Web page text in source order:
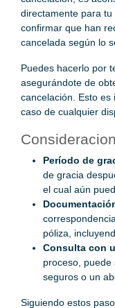
directamente para
confirmar que han
cancelada según lo
Puedes hacerlo por
asegurándote de
cancelación. Esto
caso de cualquier
Período de
de gracia
el cual aún
póliza,
Consulta con
proceso,
seguros o un
Siguiendo estos